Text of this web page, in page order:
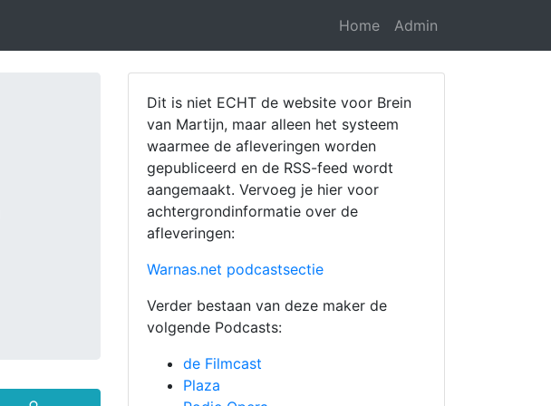
Home Admin
Dit is niet ECHT de website voor Brein
van Martijn, maar alleen het systeem
waarmee de afleveringen worden
gepubliceerd en de RSS-feed wordt
aangemaakt. Vervoeg je hier voor
achtergrondinformatie over de
afleveringen:
Warnas.net podcastsectie
Verder bestaan van deze maker de
volgende Podcasts:
de Filmcast
Plaza